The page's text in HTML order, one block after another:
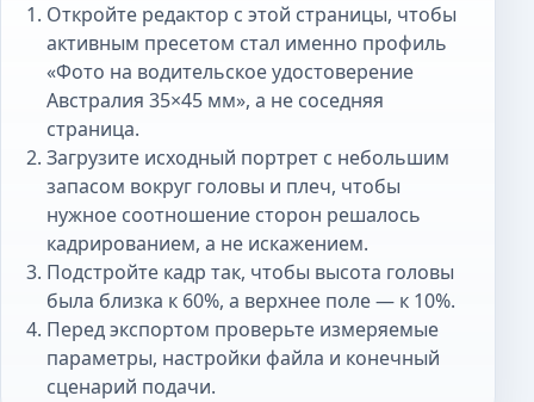
Откройте редактор с этой страницы, чтобы
активным пресетом стал именно профиль
«Фото на водительское удостоверение
Австралия 35×45 мм», а не соседняя
страница.
Загрузите исходный портрет с небольшим
запасом вокруг головы и плеч, чтобы
нужное соотношение сторон решалось
кадрированием, а не искажением.
Подстройте кадр так, чтобы высота головы
была близка к 60%, а верхнее поле — к 10%.
Перед экспортом проверьте измеряемые
параметры, настройки файла и конечный
сценарий подачи.